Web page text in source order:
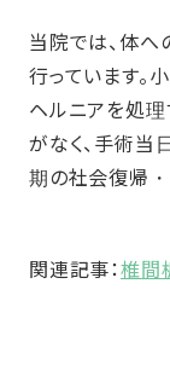
当院では、体
行っています。
ヘルニアを処
がなく、手術当
期の社会復帰・
関連記事：椎間